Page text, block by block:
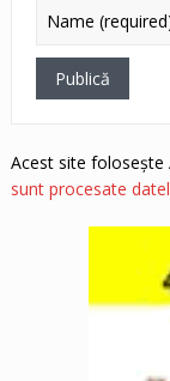
Acest site folosește
sunt procesate